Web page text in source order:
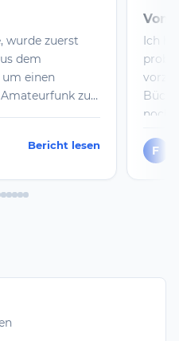
wurde zuerst
dem
um einen
zu
habe ich mich
Prüfungen
bin ich mit
ich
Morsen incl.
Jens,
Bericht lesen
Von
Ich
noch
ich
F